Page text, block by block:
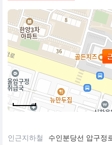
인근지하철 수인분당선 압구정